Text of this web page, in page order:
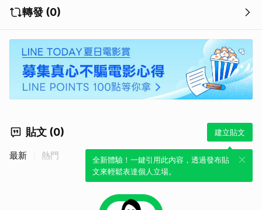
轉發 (0)
貼文 (0) 建立貼文
全新體驗！一鍵引用此內容，透過發布貼
文來輕鬆表達個人立場。
最新 熱門